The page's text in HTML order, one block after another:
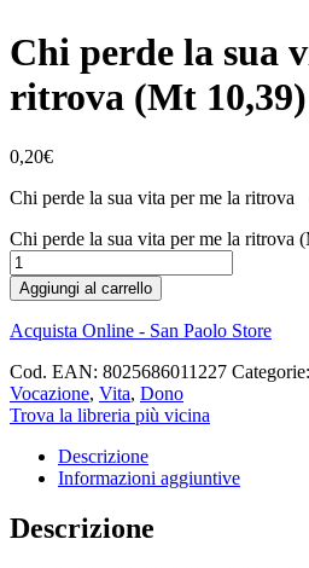
Chi perde la sua
ritrova (Mt 10,39)
0,20€
Chi perde la sua vita per me la ritrova
Chi perde la sua vita per me la ritrova
Aggiungi al carrello
Acquista Online - San Paolo Store
Cod. EAN: 8025686011227 Categorie:
Vocazione, Vita, Dono
Trova la libreria più vicina
Descrizione
Informazioni aggiuntive
Descrizione